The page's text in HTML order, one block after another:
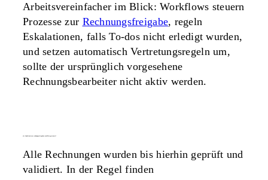
Arbeitsvereinfacher im Blick: Workflows steuern
Prozesse zur Rechnungsfreigabe, regeln
Eskalationen, falls To-dos nicht erledigt wurden,
und setzen automatisch Vertretungsregeln um,
sollte der ursprünglich vorgesehene
Rechnungsbearbeiter nicht aktiv werden.
Alle Rechnungen wurden bis hierhin geprüft und
validiert. In der Regel finden